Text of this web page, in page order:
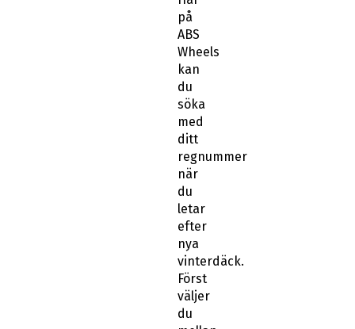
Wheels
kan
du
söka
med
ditt
regnummer
när
du
letar
efter
nya
vinterdäck.
Först
väljer
du
mellan
dubbade
och